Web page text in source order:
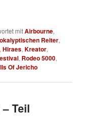
mitAirbourne,
Reiter,
,Hiraes,Kreator,
, Rodeo 5000,
Of Jericho
Teil